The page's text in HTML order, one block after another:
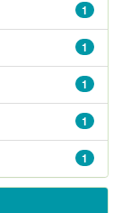
1
1
1
1
1